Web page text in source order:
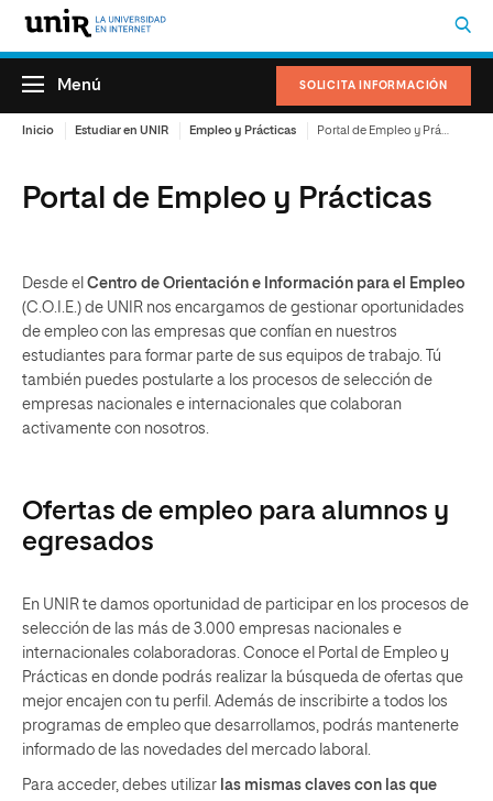
SOLICITA INFORMACIÓN
Menú
Inicio Estudiar en UNIR Empleo y Prácticas
Portal de Empleo y Prácticas
Desde el Centro de Orientación e Información para el Empleo
(C.O.I.E.) de UNIR nos encargamos de gestionar oportunidades
de empleo con las empresas que confían en nuestros
estudiantes para formar parte de sus equipos de trabajo. Tú
también puedes postularte a los procesos de selección de
empresas nacionales e internacionales que colaboran
activamente con nosotros.
Ofertas de empleo para alumnos y
egresados
En UNIR te damos oportunidad de participar en los procesos de
selección de las más de 3.000 empresas nacionales e
internacionales colaboradoras. Conoce el Portal de Empleo y
Prácticas en donde podrás realizar la búsqueda de ofertas que
mejor encajen con tu perfil. Además de inscribirte a todos los
programas de empleo que desarrollamos, podrás mantenerte
informado de las novedades del mercado laboral.
Para acceder, debes utilizar las mismas claves con las que